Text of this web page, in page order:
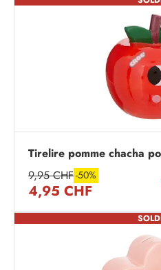
Tirelire pomme chacha
9,95 CHF-50%
4,95 CHF